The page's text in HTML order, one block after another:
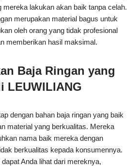
mereka lakukan akan baik tanpa celah.
merupakan material bagus untuk
oleh orang yang tidak profesional
memberikan hasil maksimal.
Baja Ringan yang
LEUWILIANG
dengan bahan baja ringan yang baik
material yang berkualitas. Mereka
nama baik mereka dengan
berkualitas kepada konsumennya.
Anda lihat dari mereknya,